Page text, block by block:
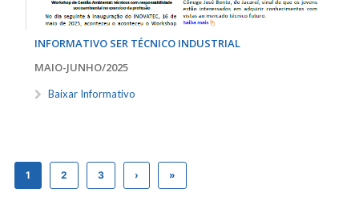
INFORMATIVO SER TÉCNICO INDUSTRIAL
MAIO-JUNHO/2025
Baixar Informativo
1 2 3 › »